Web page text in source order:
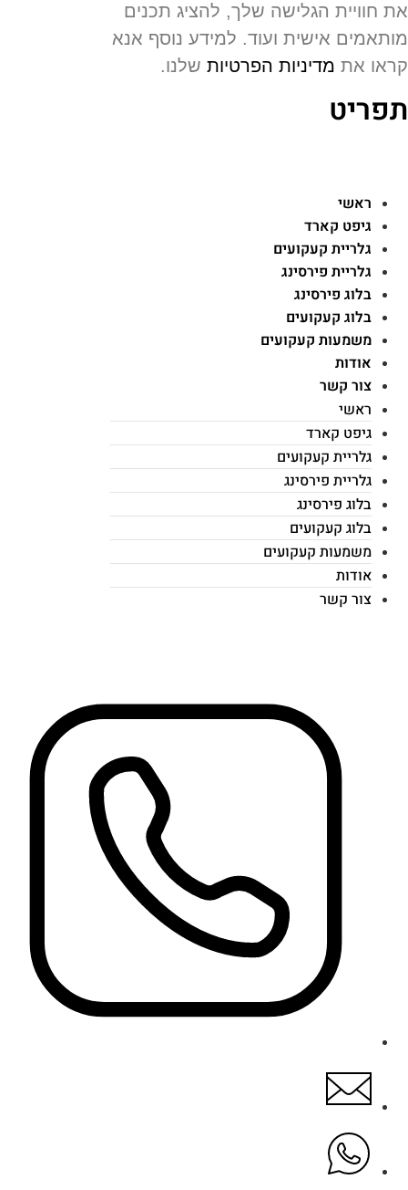
חוויית הגלישה שלך, להציג תכנים
אישית ועוד. למידע נוסף אנא
אתמדיניות הפרטיותשלנו.
ראשי
גיפט קארד
גלריית קעקועים
גלריית פירסינג
בלוג פירסינג
בלוג קעקועים
משמעות קעקועים
אודות
צור קשר
ראשי
גיפט קארד
גלריית קעקועים
גלריית פירסינג
בלוג פירסינג
בלוג קעקועים
משמעות קעקועים
אודות
צור קשר